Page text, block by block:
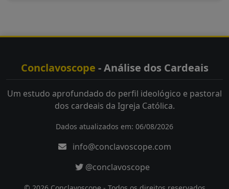
Conclavoscope - Análise dos Cardeais
Um estudo aprofundado do perfil ideológico e pastoral
dos cardeais da Igreja Católica.
Dados atualizados em: 06/08/2026
info@conclavoscope.com
@conclavoscope